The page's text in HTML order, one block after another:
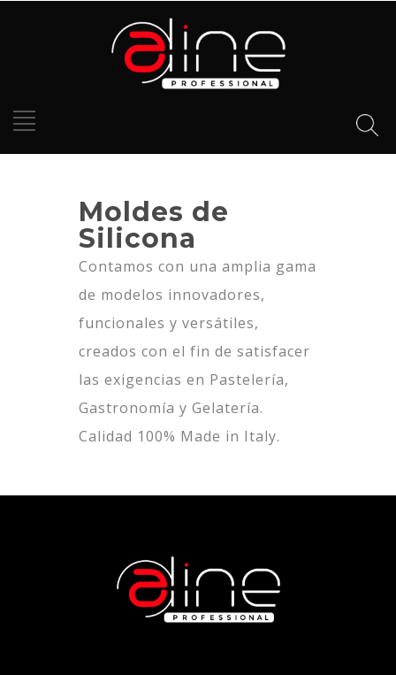
Moldes de
Silicona
Contamos con una amplia gama
de modelos innovadores,
funcionales y versátiles,
creados con el fin de satisfacer
las exigencias en Pastelería,
Gastronomía y Gelatería.
Calidad 100% Made in Italy.